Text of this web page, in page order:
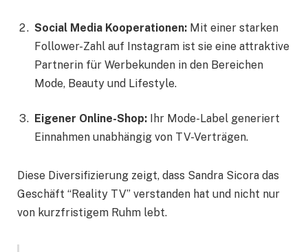
Social Media Kooperationen: Mit einer starken
Follower-Zahl auf Instagram ist sie eine attraktive
Partnerin für Werbekunden in den Bereichen
Mode, Beauty und Lifestyle.
Eigener Online-Shop: Ihr Mode-Label generiert
Einnahmen unabhängig von TV-Verträgen.
Diese Diversifizierung zeigt, dass Sandra Sicora das
Geschäft “Reality TV” verstanden hat und nicht nur
von kurzfristigem Ruhm lebt.